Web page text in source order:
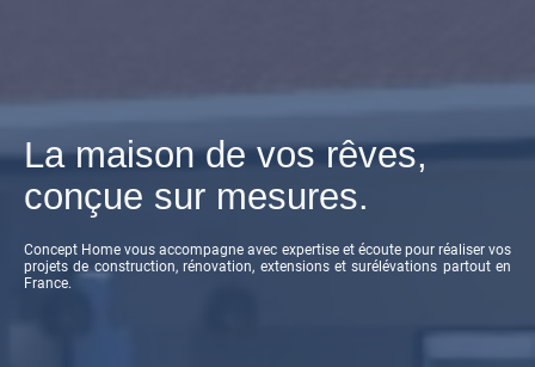
La maison de vos rêves,
conçue sur mesures.
Concept Home vous accompagne avec expertise et écoute pour réaliser vos
projets de construction, rénovation, extensions et surélévations partout en
France.